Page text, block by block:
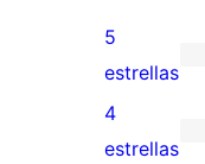
2
valoraciones
de
5
estrellas
0
4
estrellas